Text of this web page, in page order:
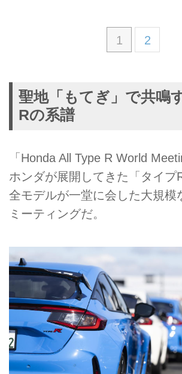
1 2
聖地「もてぎ」で共鳴
Rの系譜
「Honda All Type R World
ホンダが展開してきた「タイプ
全モデルが一堂に会した大規模
ミーティングだ。